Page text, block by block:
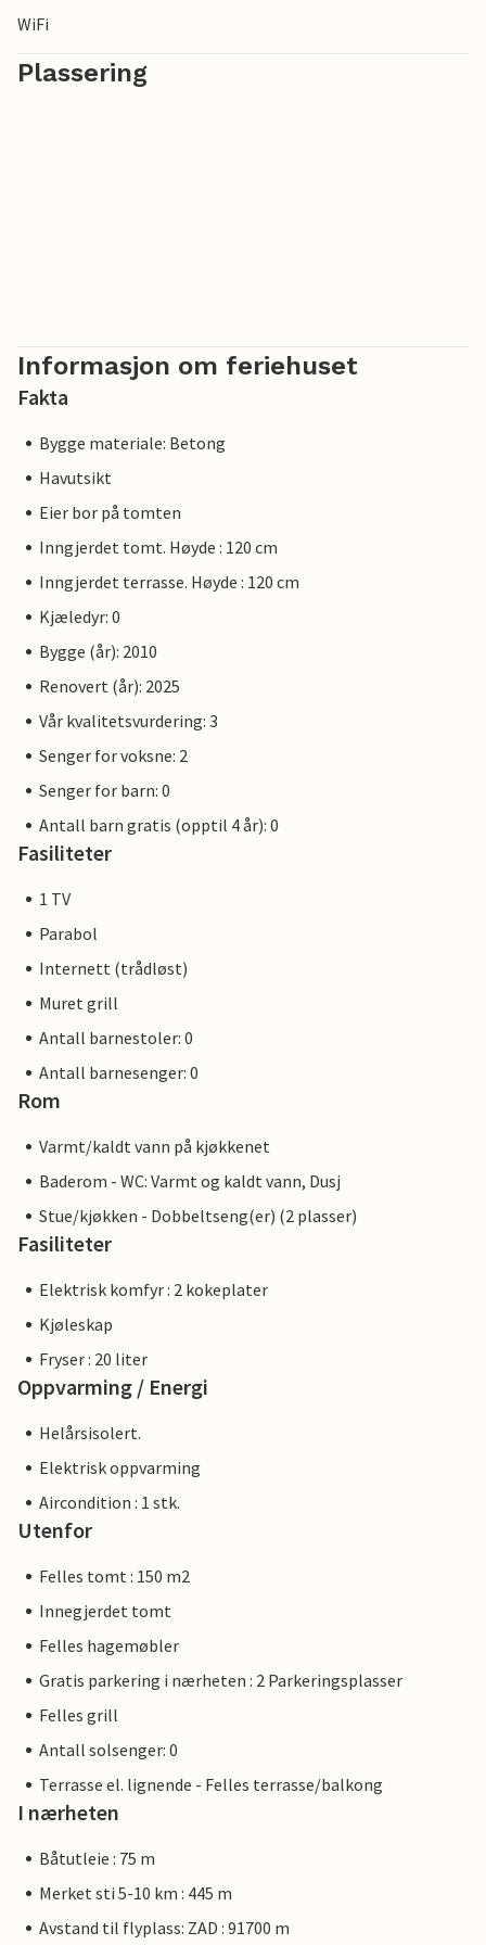
WiFi
Plassering
Informasjon om feriehuset
Fakta
Bygge materiale: Betong
Havutsikt
Eier bor på tomten
Inngjerdet tomt. Høyde : 120 cm
Inngjerdet terrasse. Høyde : 120 cm
Kjæledyr: 0
Bygge (år): 2010
Renovert (år): 2025
Vår kvalitetsvurdering: 3
Senger for voksne: 2
Senger for barn: 0
Antall barn gratis (opptil 4 år): 0
Fasiliteter
1 TV
Parabol
Internett (trådløst)
Muret grill
Antall barnestoler: 0
Antall barnesenger: 0
Rom
Varmt/kaldt vann på kjøkkenet
Baderom - WC: Varmt og kaldt vann, Dusj
Stue/kjøkken - Dobbeltseng(er) (2 plasser)
Fasiliteter
Elektrisk komfyr : 2 kokeplater
Kjøleskap
Fryser : 20 liter
Oppvarming / Energi
Helårsisolert.
Elektrisk oppvarming
Aircondition : 1 stk.
Utenfor
Felles tomt : 150 m2
Innegjerdet tomt
Felles hagemøbler
Gratis parkering i nærheten : 2 Parkeringsplasser
Felles grill
Antall solsenger: 0
Terrasse el. lignende - Felles terrasse/balkong
I nærheten
Båtutleie : 75 m
Merket sti 5-10 km : 445 m
Avstand til flyplass: ZAD : 91700 m